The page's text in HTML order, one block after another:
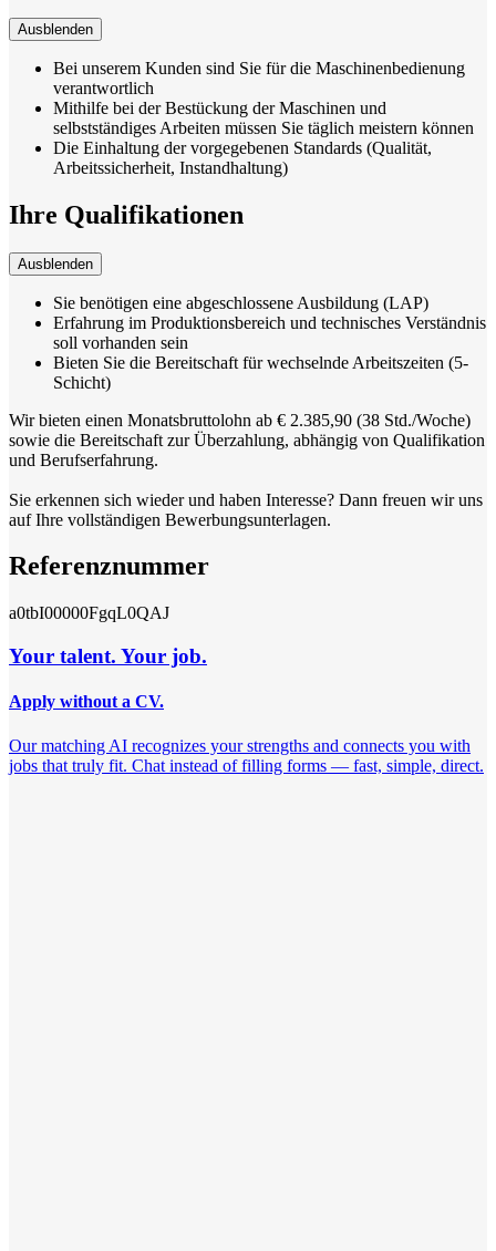
Ausblenden
Bei unserem Kunden sind Sie für die Maschinenbedienung
verantwortlich
Mithilfe bei der Bestückung der Maschinen und
selbstständiges Arbeiten müssen Sie täglich meistern können
Die Einhaltung der vorgegebenen Standards (Qualität,
Arbeitssicherheit, Instandhaltung)
Ihre Qualifikationen
Ausblenden
Sie benötigen eine abgeschlossene Ausbildung (LAP)
Erfahrung im Produktionsbereich und technisches Verständnis
soll vorhanden sein
Bieten Sie die Bereitschaft für wechselnde Arbeitszeiten (5-
Schicht)
Wir bieten einen Monatsbruttolohn ab € 2.385,90 (38 Std./Woche)
sowie die Bereitschaft zur Überzahlung, abhängig von Qualifikation
und Berufserfahrung.
Sie erkennen sich wieder und haben Interesse? Dann freuen wir uns
auf Ihre vollständigen Bewerbungsunterlagen.
Referenznummer
a0tbI00000FgqL0QAJ
Your talent. Your job.
Apply without a CV.
Our matching AI recognizes your strengths and connects you with
jobs that truly fit. Chat instead of filling forms — fast, simple, direct.